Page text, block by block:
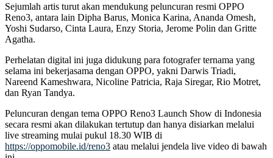
Sejumlah artis turut akan mendukung peluncuran resmi OPPO
Reno3, antara lain Dipha Barus, Monica Karina, Ananda Omesh,
Yoshi Sudarso, Cinta Laura, Enzy Storia, Jerome Polin dan Gritte
Agatha.
Perhelatan digital ini juga didukung para fotografer ternama yang
selama ini bekerjasama dengan OPPO, yakni Darwis Triadi,
Nareend Kameshwara, Nicoline Patricia, Raja Siregar, Rio Motret,
dan Ryan Tandya.
Peluncuran dengan tema OPPO Reno3 Launch Show di Indonesia
secara resmi akan dilakukan tertutup dan hanya disiarkan melalui
live streaming mulai pukul 18.30 WIB di
https://oppomobile.id/reno3 atau melalui jendela live video di bawah